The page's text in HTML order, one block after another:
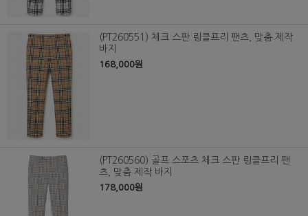
(PT260551) 체크 스판 링클프리 팬츠, 맞춤 제작
바지
168,000원
(PT260560) 골프 스포츠 체크 스판 링클프리 팬
츠, 맞춤 제작 바지
178,000원